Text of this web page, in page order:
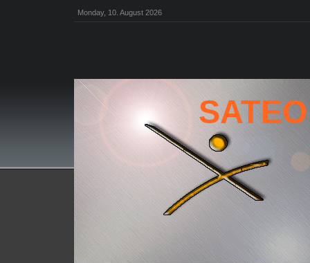
Monday, 10. August 2026